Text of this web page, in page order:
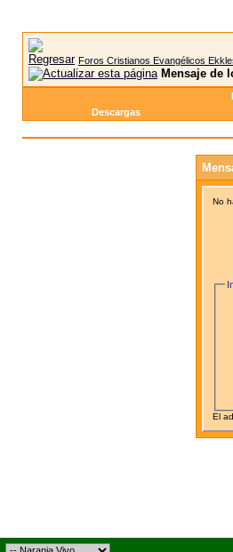
Foros Cristianos Evangélicos
Mensaje de
Descargas
No
El